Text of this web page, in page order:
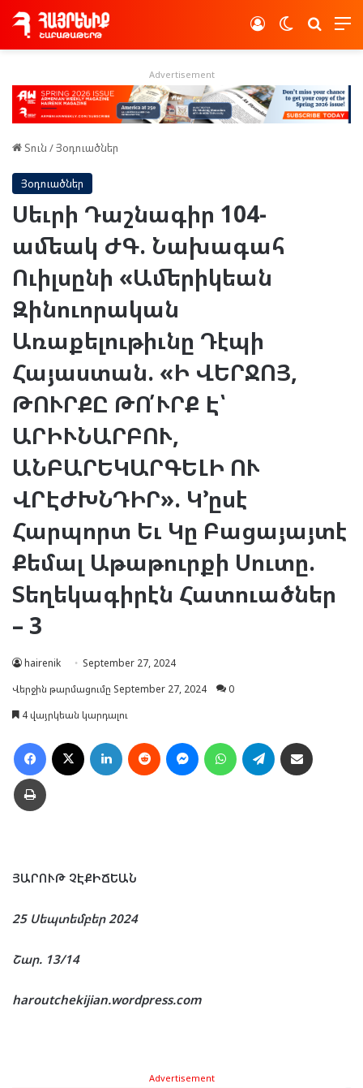
Switch skin
Log In
Advertisement
Տուն /Յօդուածներ
Յօդուածներ
Սեւրի Դաշնագիր 104-
ամեակ ԺԳ. Նախագահ
Ուիլսընի «Ամերիկեան
Զինուորական
Առաքելութիւնը Դէպի
Հայաստան. «Ի ՎԵՐՋՈՅ,
ԹՈՒՐՔԸ ԹՈ՛ՒՐՔ Է՝
ԱՐԻՒՆԱՐԲՈՒ,
ԱՆԲԱՐԵԿԱՐԳԵԼԻ ՈՒ
ՎՐԷԺԽՆԴԻՐ». Կ՚ըսէ
Հարպորտ Եւ Կը Բացայայտէ
Քեմալ Աթաթուրքի Սուտը.
Տեղեկագիրէն Հատուածներ
– 3
hairenik
September 27, 2024
Վերջին թարմացումը September 27, 2024
0
4 վայրկեան կարդալու
Facebook LinkedIn Reddit MessengerWhatsAppTelegram
Տպել
ՅԱՐՈՒԹ ՉԷՔԻՃԵԱՆ
25 Սեպտեմբեր 2024
Շար. 13/14
haroutchekijian.wordpress.com
Advertisement